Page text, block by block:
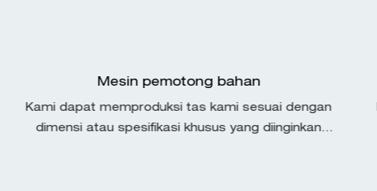
Mesin pemotong bahan
Kami dapat memproduksi tas kami sesuai dengan
dimensi atau spesifikasi khusus yang diinginkan